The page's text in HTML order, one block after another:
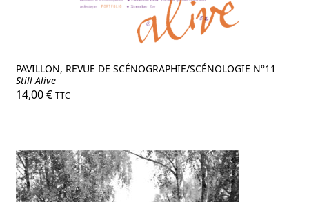
PAVILLON, REVUE DE SCÉNOGRAPHIE/SCÉNOLOGIE N°11
Still Alive
14,00€ TTC